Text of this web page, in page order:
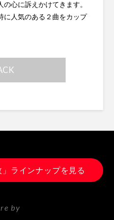
心に訴えかけてきます。
に人気のある２曲をカップ
」ラインナップを見る
by